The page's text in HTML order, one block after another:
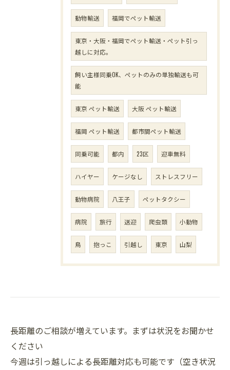
動物輸送 福岡でペット輸送
東京・大阪・福岡でペット輸送・ペット引っ
越しに対応。
飼い主様同乗OK、ペットのみの単独輸送も可
能
東京 ペット輸送 大阪 ペット輸送
福岡 ペット輸送 都市間ペット輸送
同乗可能 都内 23区 迎車無料
ハイヤー ケージなし ストレスフリー
動物病院 八王子 ペットタクシー
病院 旅行 送迎 爬虫類 小動物
鳥 抱っこ 引越し 東京 山梨
長距離のご相談が増えています。まずは状況をお聞かせ
ください
今週は引っ越しによる長距離対応も可能です（空き状況